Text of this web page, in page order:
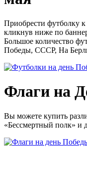
Приобрести футболку
кликнув ниже по
Большое количество
Победы, СССР, На
Флаги на
Вы можете купить
«Бессмертный полк» и